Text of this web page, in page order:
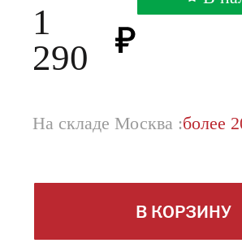
1
290
На складе Москва :более
В КОРЗИНУ